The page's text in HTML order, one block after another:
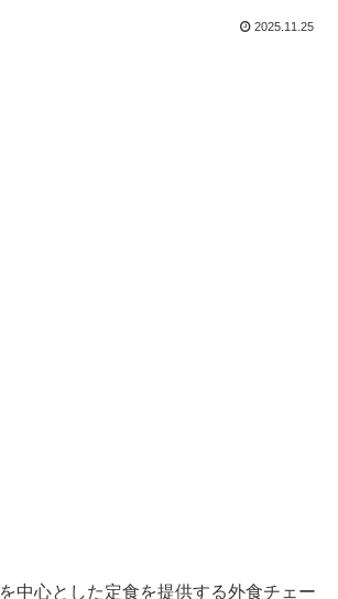
2025.11.25
中心とした定食を提供する外食チェー